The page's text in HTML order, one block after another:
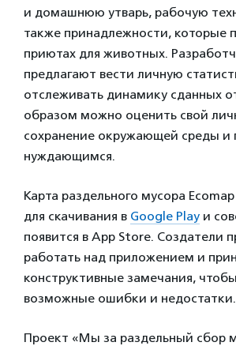
и домашнюю утварь, рабочую
также принадлежности, которые
приютах для животных.
предлагают вести личную
отслеживать динамику сданных
образом можно оценить свой
сохранение окружающей среды
нуждающимся.
Карта раздельного мусора
для скачивания в Google Play и
появится в App Store. Создатели
работать над приложением и
конструктивные замечания,
возможные ошибки и недостатки.
Проект «Мы за раздельный сбор